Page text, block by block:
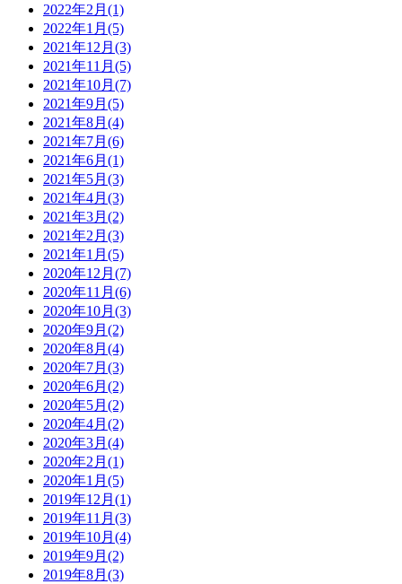
2022年2月(1)
2022年1月(5)
2021年12月(3)
2021年11月(5)
2021年10月(7)
2021年9月(5)
2021年8月(4)
2021年7月(6)
2021年6月(1)
2021年5月(3)
2021年4月(3)
2021年3月(2)
2021年2月(3)
2021年1月(5)
2020年12月(7)
2020年11月(6)
2020年10月(3)
2020年9月(2)
2020年8月(4)
2020年7月(3)
2020年6月(2)
2020年5月(2)
2020年4月(2)
2020年3月(4)
2020年2月(1)
2020年1月(5)
2019年12月(1)
2019年11月(3)
2019年10月(4)
2019年9月(2)
2019年8月(3)